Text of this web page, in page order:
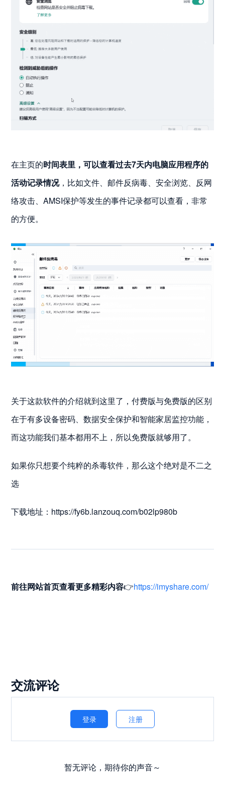
在主页的时间表里，可以查看过去7天内电脑应用程序的
活动记录情况，比如文件、邮件反病毒、安全浏览、反网
络攻击、AMSI保护等发生的事件记录都可以查看，非常
的方便。
关于这款软件的介绍就到这里了，付费版与免费版的区别
在于有多设备密码、数据安全保护和智能家居监控功能，
而这功能我们基本都用不上，所以免费版就够用了。
如果你只想要个纯粹的杀毒软件，那么这个绝对是不二之
选
下载地址：https://fy6b.lanzouq.com/b02lp980b
前往网站首页查看更多精彩内容👉https://imyshare.com/
交流评论
登录 注册
暂无评论，期待你的声音～